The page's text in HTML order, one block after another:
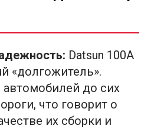
Datsun 100A
«долгожитель».
автомобилей до сих
что говорит о
их сборки и